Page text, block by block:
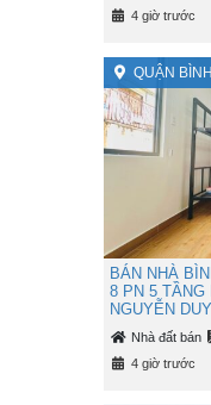
4 giờ trước
QUẬN
BÁN NHÀ
8 PN 5 TẦNG
NGUYỄN
Nhà đất bán
4 giờ trước